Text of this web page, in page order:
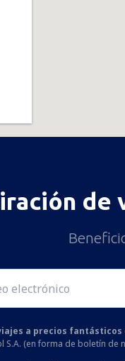
de
a precios
S.A. (en forma de boletín